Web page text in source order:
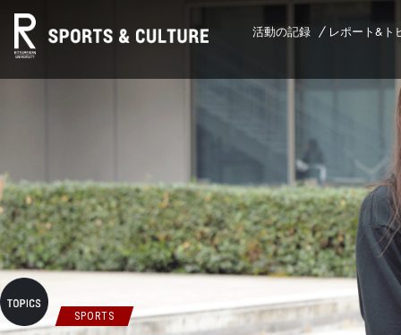
活動の記録 レポート&ト
SPORTS